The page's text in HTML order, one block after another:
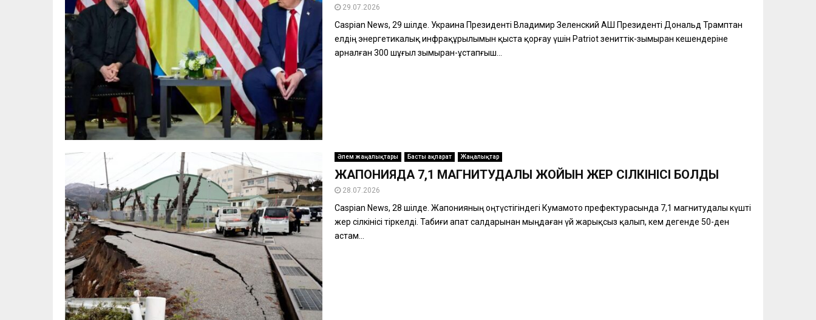
29.07.2026
Caspian News, 29 шілде. Украина Президенті Владимир Зеленский АҚШ Президенті Дональд Трамптан
елдің энергетикалық инфрақұрылымын қыста қорғау үшін Patriot зениттік-зымыран кешендеріне
арналған 300 шұғыл зымыран-ұстапғыш...
Әлем жаңалықтары Басты ақпарат Жаңалықтар
ЖАПОНИЯДА 7,1 МАГНИТУДАЛЫ ЖОЙҚЫН ЖЕР СІЛКІНІСІ БОЛДЫ
28.07.2026
Caspian News, 28 шілде. Жапонияның оңтүстігіндегі Кумамото префектурасында 7,1 магнитудалы күшті
жер сілкінісі тіркелді. Табиғи апат салдарынан мыңдаған үй жарықсыз қалып, кем дегенде 50-ден
астам...